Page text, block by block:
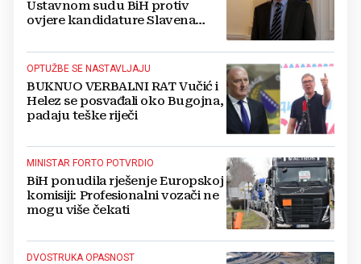
Ustavnom sudu BiH protiv
ovjere kandidature Slavena
OPTUŽBE SE NASTAVLJAJU
BUKNUO VERBALNI RAT Vučić i
Helez se posvađali oko Bugojna,
padaju teške riječi
MINISTAR FORTO POTVRDIO
BiH ponudila rješenje Europskoj
komisiji: Profesionalni vozači ne
mogu više čekati
DVOSTRUKA OPASNOST